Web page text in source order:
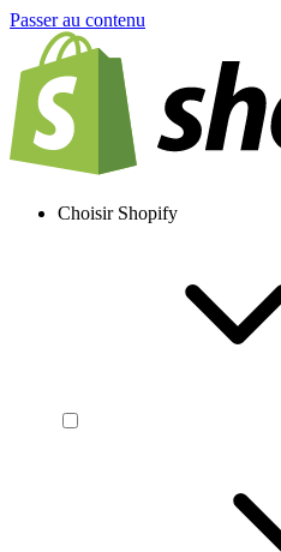
Passer au contenu
Choisir Shopify